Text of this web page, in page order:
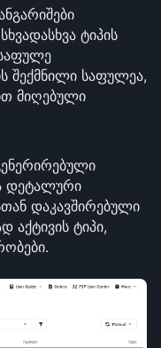
ტიპის
შექმნილი საფულეა,
მიღებული
დეტალური
დაკავშირებული
აქტივის ტიპი,